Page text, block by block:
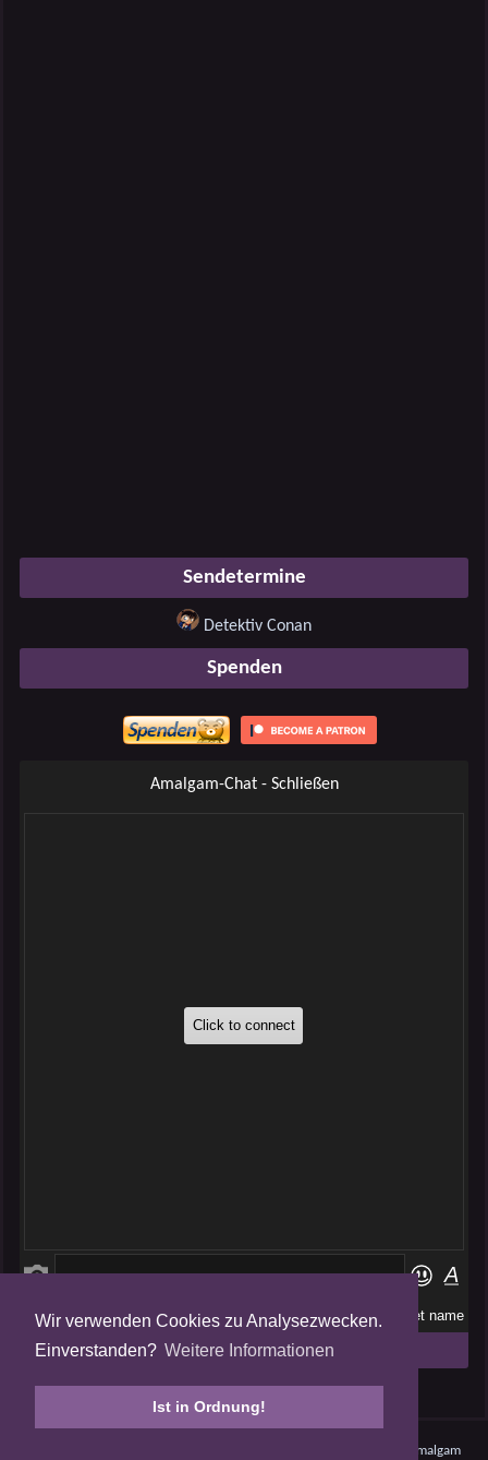
Wir verwenden Cookies zu Analysezwecken.
Einverstanden? Weitere Informationen
Ist in Ordnung!
Sendetermine
Detektiv Conan
Spenden
Amalgam-Chat - Schließen
Folge uns auf
Tweets by AmalgamFansubs
Amalgam